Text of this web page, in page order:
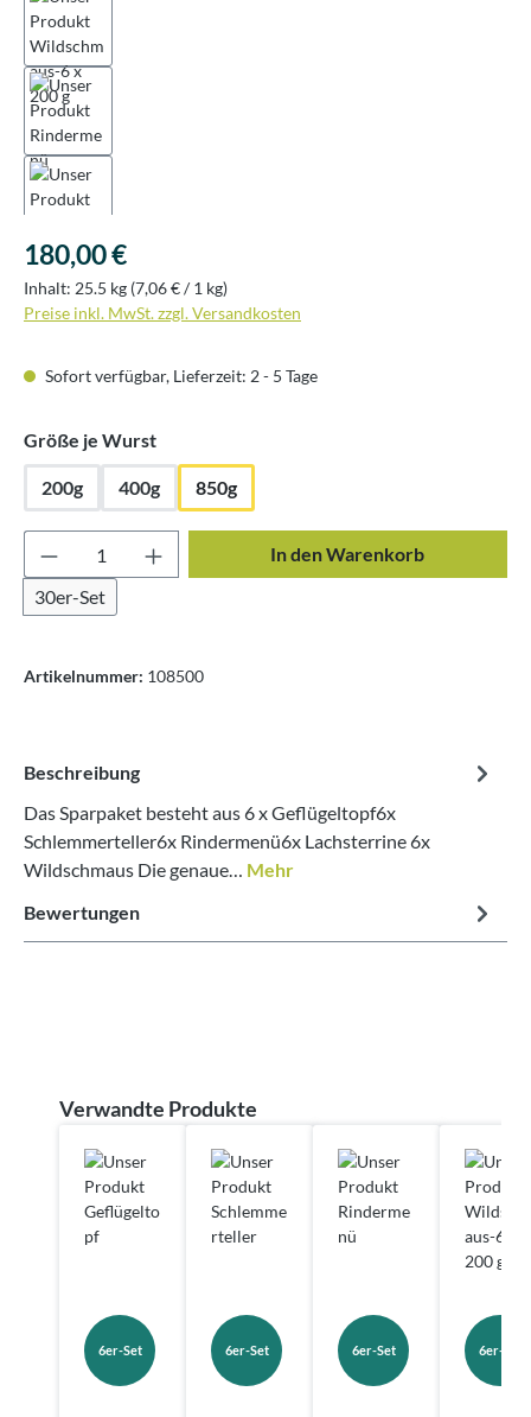
Regulärer Preis:
180,00 €
Inhalt: 25.5 kg (7,06 € / 1 kg)
Preise inkl. MwSt. zzgl. Versandkosten
Sofort verfügbar, Lieferzeit: 2 - 5 Tage
Größe je Wurstauswählen
200g 400g 850g
Produkt Anzahl: Gib den gewünschten
30er-Set
In den Warenkorb
Artikelnummer: 108500
Beschreibung
Das Sparpaket besteht aus 6 x Geflügeltopf6x
Schlemmerteller6x Rindermenü6x Lachsterrine 6x
Wildschmaus Die genaue… Mehr
Bewertungen
Produktgalerie überspringen
Verwandte Produkte
6er-Set 6er-Set 6er-Set 6er-Set